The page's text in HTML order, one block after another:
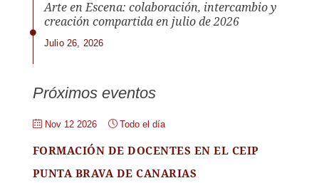
Arte en Escena: colaboración, intercambio y
creación compartida en julio de 2026
Julio 26, 2026
Próximos eventos
Nov 12 2026 Todo el día
FORMACIÓN DE DOCENTES EN EL CEIP
PUNTA BRAVA DE CANARIAS